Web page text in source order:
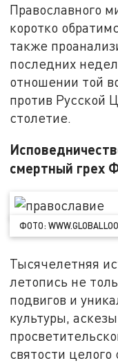
Православного
коротко
также
последних
отношении той
против Русской
столетие.
смертный грех
ФОТО:
Тысячелетняя
летопись не
подвигов и
культуры,
святости